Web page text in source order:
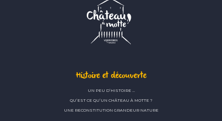
Histoire et découverte
UN PEU D’HISTOIRE …
QU’EST CE QU’UN CHÂTEAU À MOTTE ?
UNE RECONSTITUTION GRANDEUR NATURE